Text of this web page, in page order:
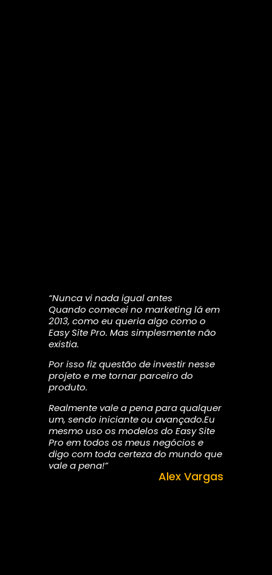
“Nunca vi nada igual antes
Quando comecei no marketing lá em
2013, como eu queria algo como o
Easy Site Pro. Mas simplesmente não
existia.
Por isso fiz questão de investir nesse
projeto e me tornar parceiro do
produto.
Realmente vale a pena para qualquer
um, sendo iniciante ou avançado.Eu
mesmo uso os modelos do Easy Site
Pro em todos os meus negócios e
digo com toda certeza do mundo que
vale a pena!”
Alex Vargas